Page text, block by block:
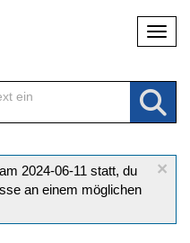
×
2024-06-11 statt, du
an einem möglichen